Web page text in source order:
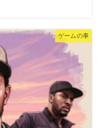
ゲームの事